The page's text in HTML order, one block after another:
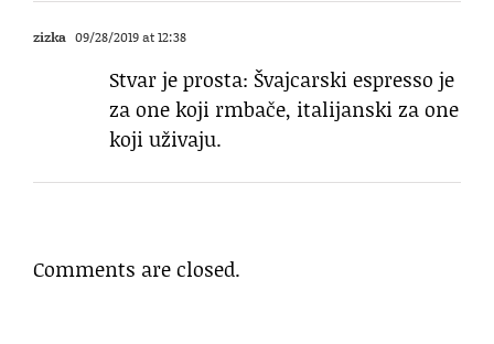
zizka 09/28/2019 at 12:38
Stvar je prosta: Švajcarski espresso je
za one koji rmbače, italijanski za one
koji uživaju.
Comments are closed.